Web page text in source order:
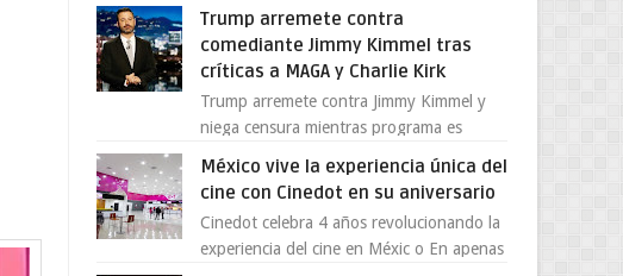
emprendedores Con la creciente neces...
Trump arremete contra
comediante Jimmy Kimmel tras
críticas a MAGA y Charlie Kirk
Trump arremete contra Jimmy Kimmel y
niega censura mientras programa es
programa Jimmy Kimmel Live! ...
México vive la experiencia única del
cine con Cinedot en su aniversario
Cinedot celebra 4 años revolucionando la
experiencia del cine en Méxic o En apenas